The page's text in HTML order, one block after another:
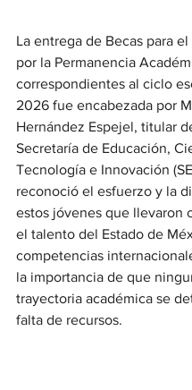
La entrega de Becas para
por la Permanencia
correspondientes al ciclo
2026 fue encabezada por
Hernández Espejel, titular
Secretaría de Educación,
Tecnología e Innovación
reconoció el esfuerzo y la
estos jóvenes que llevaron
el talento del Estado de
competencias
la importancia de que
trayectoria académica se
falta de recursos.